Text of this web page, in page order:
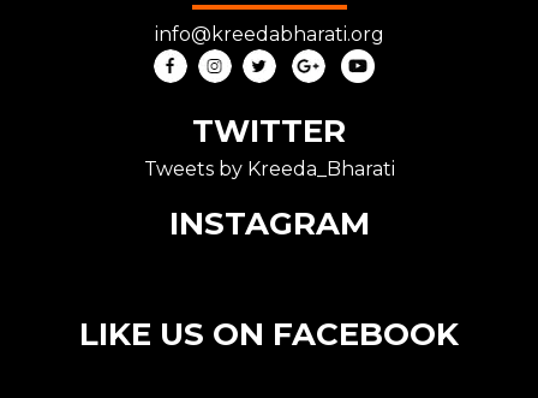
info@kreedabharati.org
TWITTER
Tweets by Kreeda_Bharati
INSTAGRAM
LIKE US ON FACEBOOK